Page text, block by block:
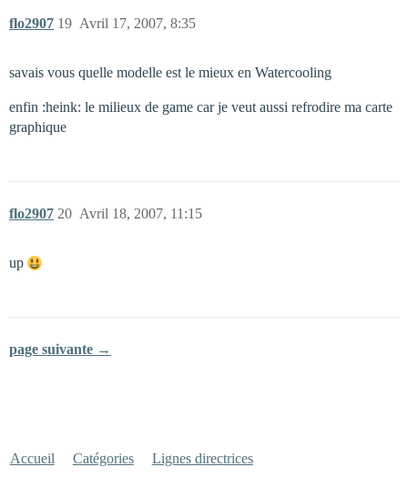
flo2907 Avril 17, 2007, 8:35
19
savais vous quelle modelle est le mieux en Watercooling
enfin :heink: le milieux de game car je veut aussi refrodire ma carte
graphique
flo2907 Avril 18, 2007, 11:15
20
up
page suivante →
Accueil Catégories Lignes directrices